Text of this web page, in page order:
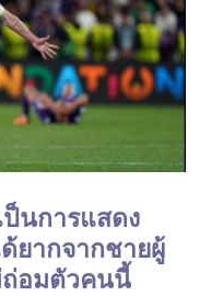
นการแสดง
ยากจากชายผู้
ถ่อมตัวคนนี้